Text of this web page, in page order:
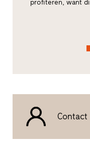
profiteren, want
Contact